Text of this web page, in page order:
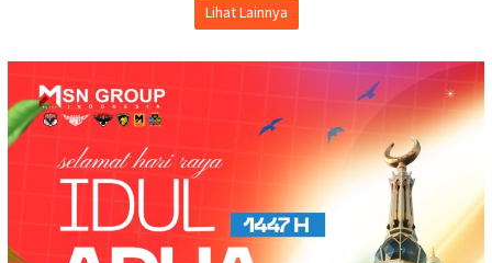
Lihat Lainnya